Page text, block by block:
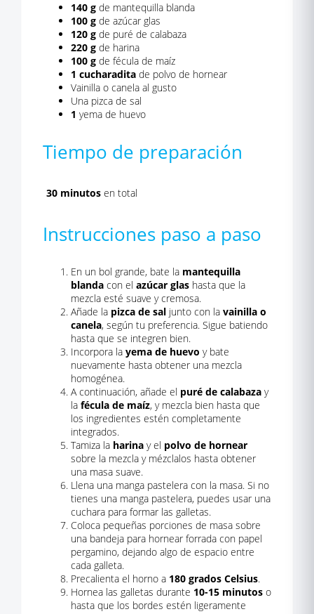
140 g de mantequilla blanda
100 g de azúcar glas
120 g de puré de calabaza
220 g de harina
100 g de fécula de maíz
1 cucharadita de polvo de hornear
Vainilla o canela al gusto
Una pizca de sal
1 yema de huevo
Tiempo de preparación
30 minutos en total
Instrucciones paso a paso
En un bol grande, bate la mantequilla
blanda con el azúcar glas hasta que la
mezcla esté suave y cremosa.
Añade la pizca de sal junto con la vainilla o
canela, según tu preferencia. Sigue batiendo
hasta que se integren bien.
Incorpora la yema de huevo y bate
nuevamente hasta obtener una mezcla
homogénea.
A continuación, añade el puré de calabaza y
la fécula de maíz, y mezcla bien hasta que
los ingredientes estén completamente
integrados.
Tamiza la harina y el polvo de hornear
sobre la mezcla y mézclalos hasta obtener
una masa suave.
Llena una manga pastelera con la masa. Si no
tienes una manga pastelera, puedes usar una
cuchara para formar las galletas.
Coloca pequeñas porciones de masa sobre
una bandeja para hornear forrada con papel
pergamino, dejando algo de espacio entre
cada galleta.
Precalienta el horno a 180 grados Celsius.
Hornea las galletas durante 10-15 minutos o
hasta que los bordes estén ligeramente